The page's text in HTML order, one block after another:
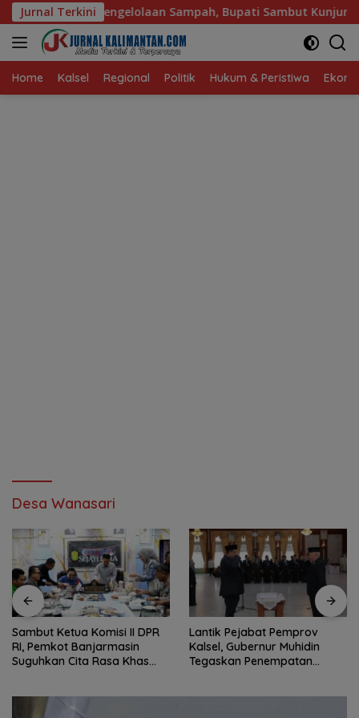
Langsung
ke
konten
Jurnal Terkini
Sampah, Bupati Sambut Kunjungan Istri Menteri LH
Home Kalsel Regional Politik Hukum & Peristiwa
Desa Wanasari
Sambut Ketua Komisi II DPR
RI, Pemkot Banjarmasin
Suguhkan Cita Rasa Khas
Lantik Pejabat Pemprov
Kalsel, Gubernur Muhidin
Tegaskan Penempatan